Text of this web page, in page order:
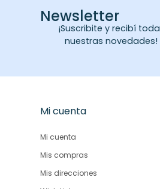
Newsletter
¡Suscribite y recibí
nuestras novedades!
Mi cuenta
Mi cuenta
Mis compras
Mis direcciones